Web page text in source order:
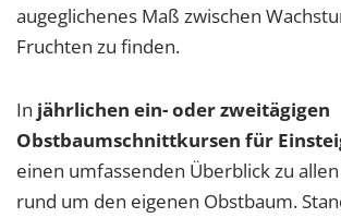
augeglichenes Maß zwischen
Fruchten zu finden.
In jährlichen ein- oder zweitägigen
Obstbaumschnittkursen für
einen umfassenden Überblick zu
rund um den eigenen Obstbaum.